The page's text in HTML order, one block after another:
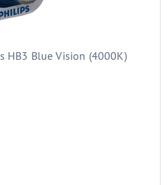
HB3 Blue Vision (4000K)